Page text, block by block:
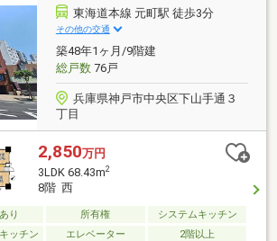
スカイガーデンなど、大規模タワーならでは
が日々の暮らしを彩ります。三宮再開発の
しつつ、落ち着いた都心生活を叶える資産
一邸です。
東海道本線 元町駅 徒歩3分
その他の交通
築48年1ヶ月/9階建
総戸数76戸
兵庫県神戸市中央区下山手通３
丁目
2,850万円
3LDK 68.43m2
8階 西
り 所有権
システムキッチン
ッチン
エレベーター 2階以上